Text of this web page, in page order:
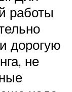
работы
дорогую
не